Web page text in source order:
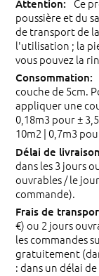
Ce
poussière et du
de transport de
l'utilisation ; la
vous pouvez la
couche de 5cm.
appliquer une
0,18m3 pour ±
10m2 | 0,7m3
dans les 3 jours
ouvrables / le
commande).
€) ou 2 jours
les commandes
gratuitement
: dans un délai